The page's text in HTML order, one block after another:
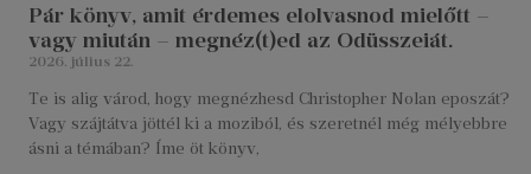
Pár könyv, amit érdemes elolvasnod mielőtt –
vagy miután – megnéz(t)ed az Odüsszeiát.
2026. július 22.
Te is alig várod, hogy megnézhesd Christopher Nolan eposzát?
Vagy szájtátva jöttél ki a moziból, és szeretnél még mélyebbre
ásni a témában? Íme öt könyv,